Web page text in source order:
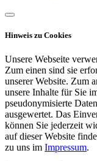
Hinweis zu Cookies
Unsere Webseite
Zum einen sind sie
unserer Website. Zum
unsere Inhalte für Sie
pseudonymisierte
ausgewertet. Das
können Sie jederzeit
auf dieser Website
zu uns im Impressum.